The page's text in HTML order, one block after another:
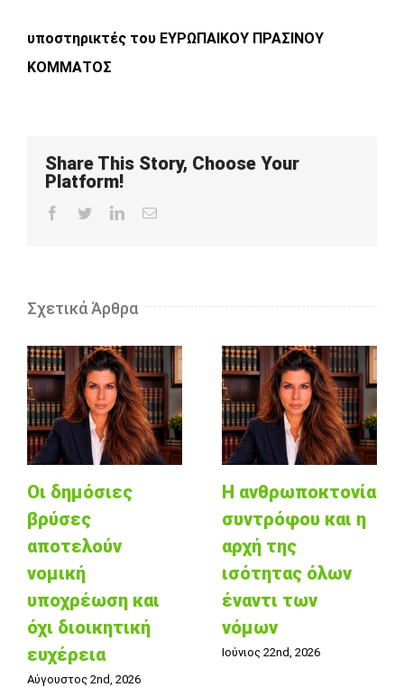
υποστηρικτές του ΕΥΡΩΠΑΙΚΟΥ ΠΡΑΣΙΝΟΥ
ΚΟΜΜΑΤΟΣ
Share This Story, Choose Your
Platform!
Facebook
TwitterLinkedInEmail
Σχετικά Άρθρα
Οι δημόσιες
βρύσες
αποτελούν
νομική
υποχρέωση και
όχι διοικητική
ευχέρεια
Αύγουστος 2nd, 2026
Η ανθρωποκτονία
συντρόφου και η
αρχή της
ισότητας όλων
έναντι των
νόμων
Ιούνιος 22nd, 2026